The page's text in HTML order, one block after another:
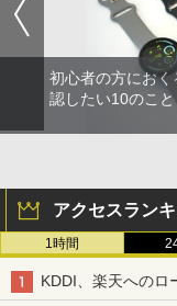
初心者の方にお
認したい10のこと
アクセスラン
1時間
KDDI、楽天へのロ